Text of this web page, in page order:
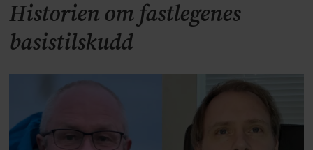
Historien om fastlegenes
basistilskudd